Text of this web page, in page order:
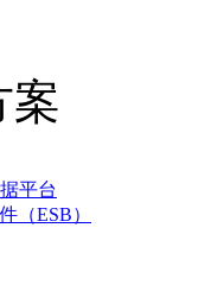
案
平台
（ESB）